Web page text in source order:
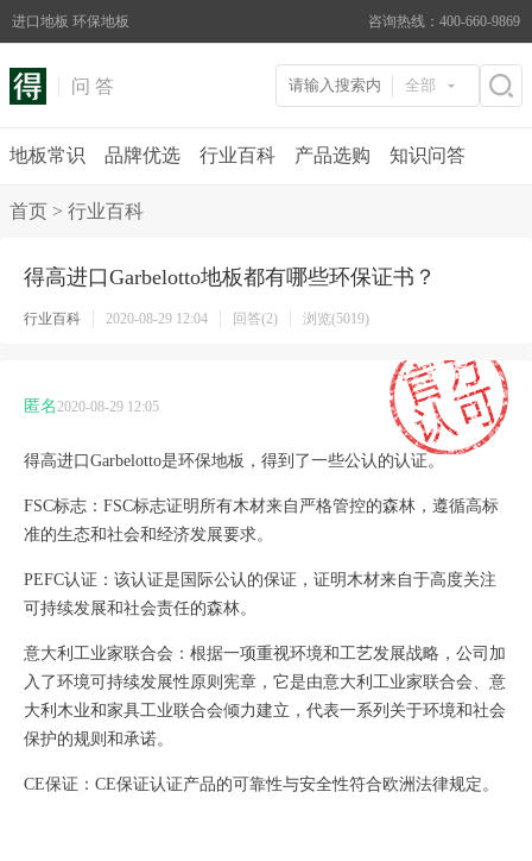
进口地板 环保地板 咨询热线：400-660-9869
问 答 全部
地板常识 品牌优选 行业百科 产品选购 知识问答
首页 > 行业百科
得高进口Garbelotto地板都有哪些环保证书？
行业百科 2020-08-29 12:04 回答(2) 浏览(5019)
匿名2020-08-29 12:05
得高进口Garbelotto是环保地板，得到了一些公认的认证。
FSC标志：FSC标志证明所有木材来自严格管控的森林，遵循高标
准的生态和社会和经济发展要求。
PEFC认证：该认证是国际公认的保证，证明木材来自于高度关注
可持续发展和社会责任的森林。
意大利工业家联合会：根据一项重视环境和工艺发展战略，公司加
入了环境可持续发展性原则宪章，它是由意大利工业家联合会、意
大利木业和家具工业联合会倾力建立，代表一系列关于环境和社会
保护的规则和承诺。
CE保证：CE保证认证产品的可靠性与安全性符合欧洲法律规定。